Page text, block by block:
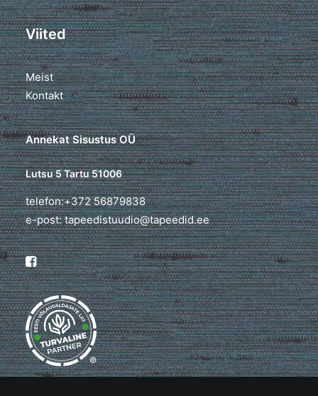
Viited
Meist
Kontakt
Annekat Sisustus OÜ
Lutsu 5 Tartu 51006
telefon:+372 56879838
e-post: tapeedistuudio@tapeedid.ee
®